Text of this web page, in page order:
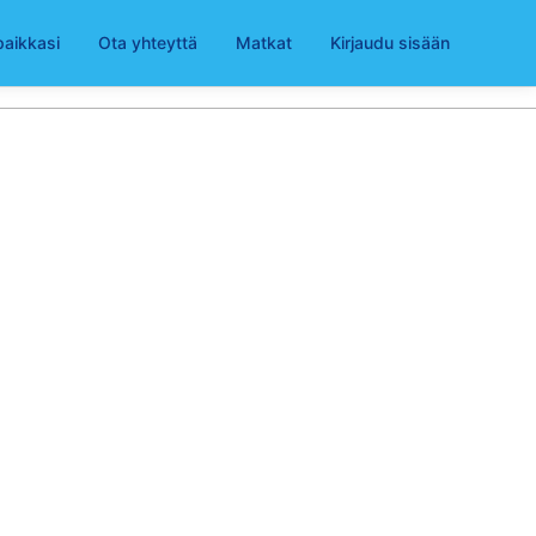
Ota yhteyttä Matkat Kirjaudu sisään